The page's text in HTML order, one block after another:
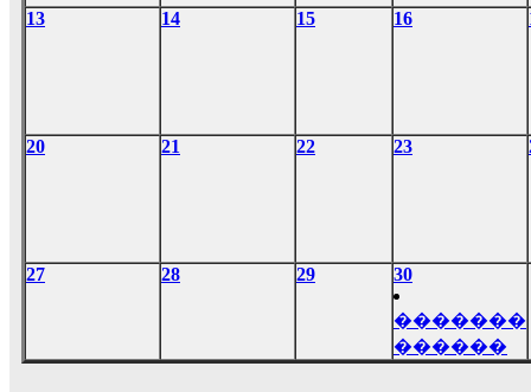
13 14 15 16
20 21 22 23
27 28 29 30
�������
������